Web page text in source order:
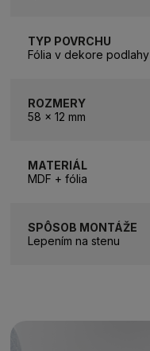
TYP POVRCHU
Fólia v dekore podlahy
ROZMERY
58 x 12 mm
MATERIÁL
MDF + fólia
SPÔSOB MONTÁŽE
Lepením na stenu